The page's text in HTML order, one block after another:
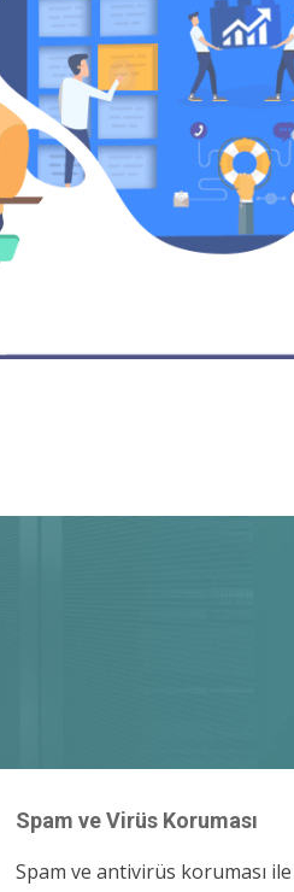
Spam ve Virüs Koruması
Spam ve antivirüs koruması ile